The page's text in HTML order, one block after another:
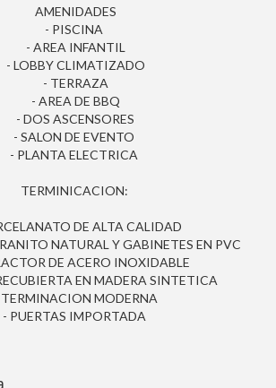
AMENIDADES
- PISCINA
- AREA INFANTIL
- LOBBY CLIMATIZADO
- TERRAZA
- AREA DE BBQ
- DOS ASCENSORES
- SALON DE EVENTO
- PLANTA ELECTRICA
TERMINICACION:
DE ALTA CALIDAD
NATURAL Y GABINETES EN PVC
DE ACERO INOXIDABLE
EN MADERA SINTETICA
MODERNA
- PUERTAS IMPORTADA